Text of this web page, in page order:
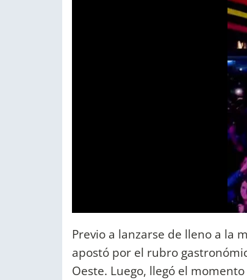
Previo a lanzarse de lleno a la
apostó por el rubro
Oeste. Luego, llegó el